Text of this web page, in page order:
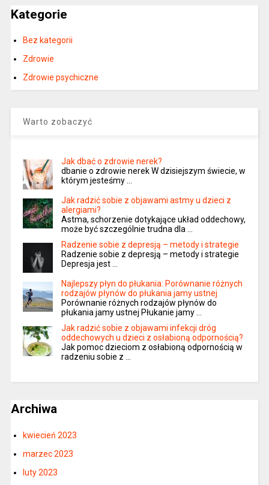
Kategorie
Bez kategorii
Zdrowie
Zdrowie psychiczne
Warto zobaczyć
Jak dbać o zdrowie nerek?
dbanie o zdrowie nerek W dzisiejszym świecie, w
którym jesteśmy …
Jak radzić sobie z objawami astmy u dzieci z
alergiami?
Astma, schorzenie dotykające układ oddechowy,
może być szczególnie trudna dla …
Radzenie sobie z depresją – metody i strategie
Radzenie sobie z depresją – metody i strategie
Depresja jest …
Najlepszy płyn do płukania: Porównanie różnych
rodzajów płynów do płukania jamy ustnej
Porównanie różnych rodzajów płynów do
płukania jamy ustnej Płukanie jamy …
Jak radzić sobie z objawami infekcji dróg
oddechowych u dzieci z osłabioną odpornością?
Jak pomoc dzieciom z osłabioną odpornością w
radzeniu sobie z …
Archiwa
kwiecień 2023
marzec 2023
luty 2023